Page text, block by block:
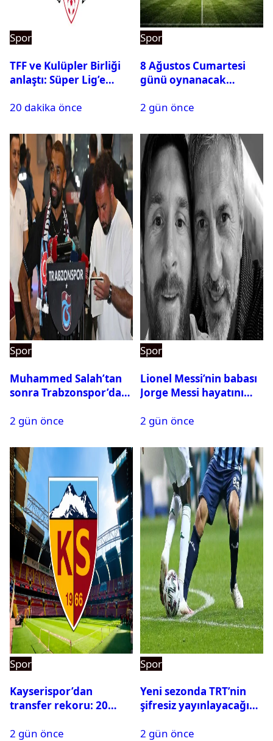
Spor
TFF ve Kulüpler Birliği
anlaştı: Süper Lig’e
20 dakika önce
Spor
8 Ağustos Cumartesi
günü oynanacak
2 gün önce
Spor
Muhammed Salah’tan
sonra Trabzonspor’dan
2 gün önce
Spor
Lionel Messi’nin babası
Jorge Messi hayatını
2 gün önce
Spor
Kayserispor’dan
transfer rekoru: 20
2 gün önce
Spor
Yeni sezonda TRT’nin
şifresiz yayınlayacağı
2 gün önce